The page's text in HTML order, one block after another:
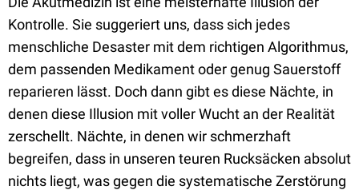
Kontrolle. Sie suggeriert uns, dass sich jedes
menschliche Desaster mit dem richtigen Algorithmus,
dem passenden Medikament oder genug Sauerstoff
reparieren lässt. Doch dann gibt es diese Nächte, in
denen diese Illusion mit voller Wucht an der Realität
zerschellt. Nächte, in denen wir schmerzhaft
begreifen, dass in unseren teuren Rucksäcken absolut
nichts liegt, was gegen die systematische Zerstörung